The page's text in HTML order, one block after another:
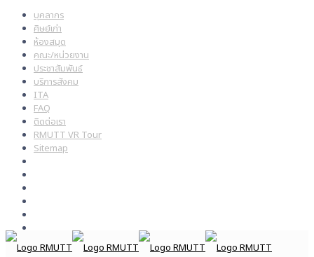
บุคลากร
ศิษย์เก่า
ห้องสมุด
คณะ/หน่วยงาน
ประชาสัมพันธ์
บริการสังคม
ITA
FAQ
ติดต่อเรา
RMUTT VR Tour
Sitemap